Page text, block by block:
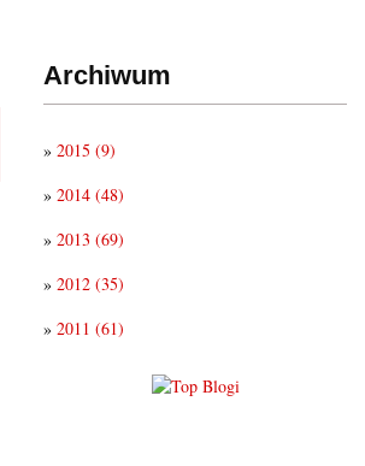
Archiwum
» 2015 (9)
» 2014 (48)
» 2013 (69)
» 2012 (35)
» 2011 (61)